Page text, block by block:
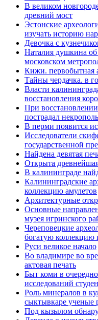
В великом
древний мост
Эстонские
изучать историю
Девочка с
Наталия душкина об
московском
Кижи. первобытная
Тайны чердачка. в
Власти
восстановления
При
пострадал некрополь
В перми появится
Исследователи
государственной
Найдена девятая
Открыта
В калининграде
Калининградские
коллекцию амулетов
Архитектурные
Основные
музея игринского
Череповецкие
богатую коллекцию
Руси великое начало
Во владимире во
актовая печать
Быт коми в
исследований
Роль минералов в
сыктывкаре ученые
Под кызылом